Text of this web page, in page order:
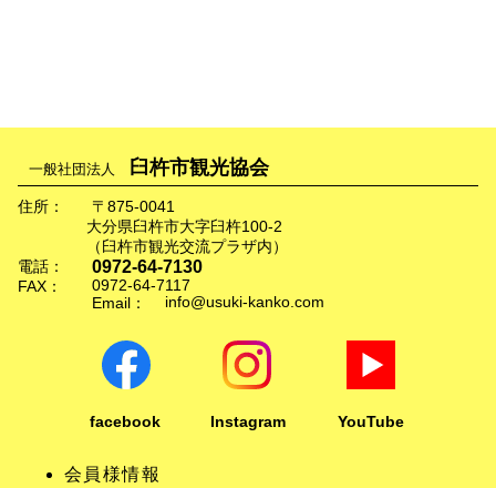
一般社団法人 臼杵市観光協会
住所：
〒875-0041
大分県臼杵市大字臼杵100-2
（臼杵市観光交流プラザ内）
電話：
0972-64-7130
FAX：
0972-64-7117
Email：
info@usuki-kanko.com
facebook Instagram YouTube
会員様情報